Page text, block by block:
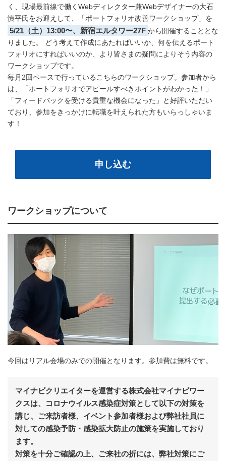
く、現場最前線で働くWebディレクター兼Webデザイナーの大石
慎平氏をお迎えして、「ポートフォリオ改善ワークショップ」を
5/21（土）13:00〜、新宿エルタワー27F から開催することとな
りました。 どう考えて作成にあたればいいか、何を伝えるポート
フォリオにすればいいのか、より皆さまの疑問によりそう内容の
ワークショップです。
毎月2回ペースで行っているこちらのワークショップ。参加者から
は、「ポートフォリオでアピールすべきポイントがわかった！」
「フィードバックを受ける貴重な機会になった」と好評いただい
ており、参加をきっかけに転職を叶えられた方もいらっしゃいま
す！
申し込む
ワークショップについて
今回はリアル会場のみでの開催となります。参加費は無料です。
マイナビクリエイターを運営する株式会社マイナビワー
クスは、コロナウイルス感染症対策として以下の対策を
講じ、ご来訪者様、イベント参加者様および弊社社員に
対しての感染予防・感染拡大防止の施策を実施しており
ます。
対策を十分ご確認の上、ご来社の折には、弊社対策にご